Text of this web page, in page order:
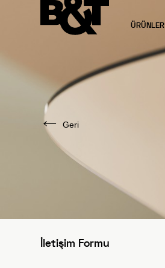
ÜRÜNLER
Geri
İletişim Formu